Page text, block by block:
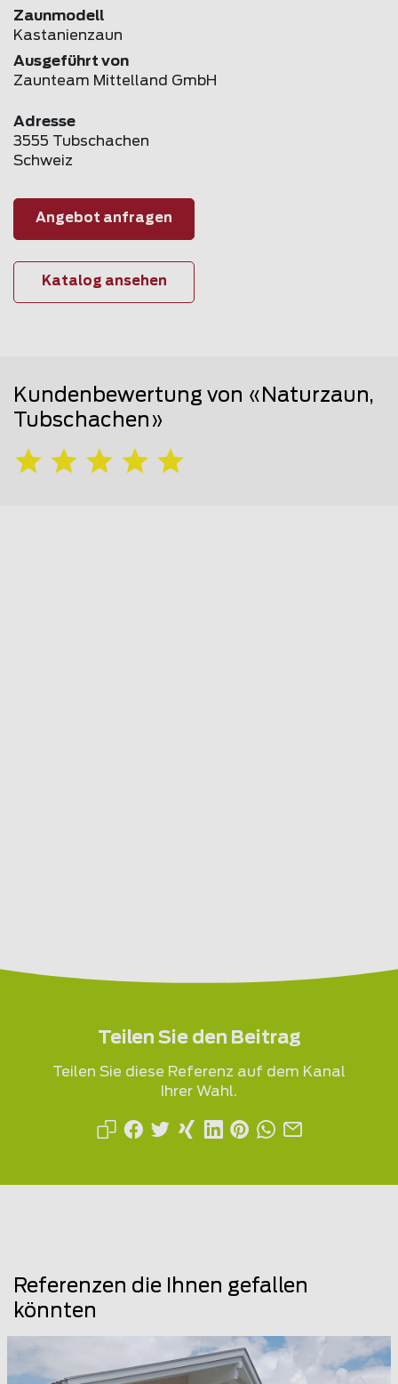
Zaunmodell
Kastanienzaun
Ausgeführt von
Zaunteam Mittelland GmbH
Adresse
3555 Tubschachen
Schweiz
Angebot anfragen
Katalog ansehen
Kundenbewertung von «Naturzaun,
Tubschachen»
Teilen Sie den Beitrag
Teilen Sie diese Referenz auf dem Kanal
Ihrer Wahl.
Referenzen die Ihnen gefallen
könnten